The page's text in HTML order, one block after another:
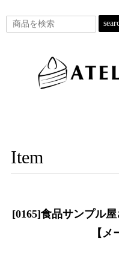
Item
[0165]食品サンプル
【メ